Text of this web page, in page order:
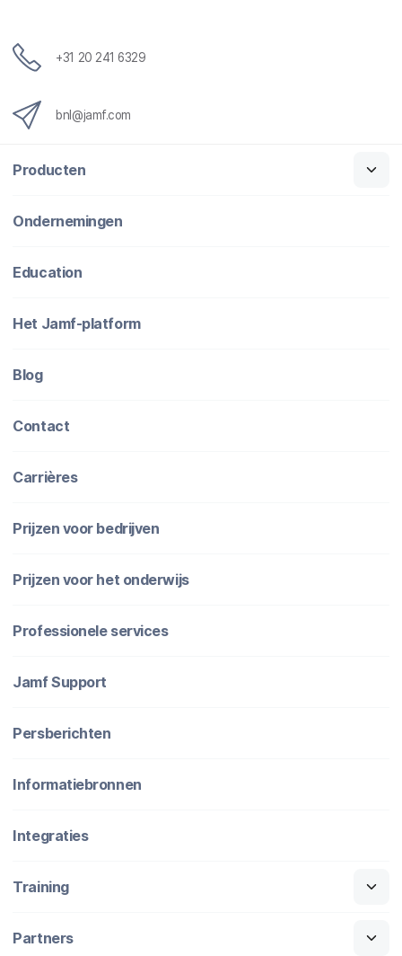
+31 20 241 6329
bnl@jamf.com
Producten
Ondernemingen
Education
Het Jamf-platform
Blog
Contact
Carrières
Prijzen voor bedrijven
Prijzen voor het onderwijs
Professionele services
Jamf Support
Persberichten
Informatiebronnen
Integraties
Training
Partners